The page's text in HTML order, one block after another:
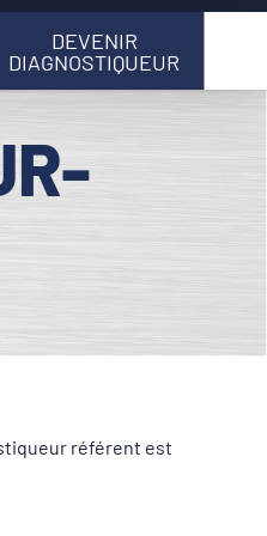
DEVENIR
DIAGNOSTIQUEUR
référent est